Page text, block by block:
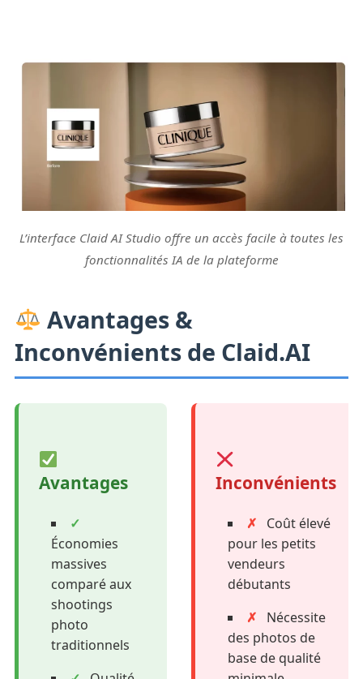
L’interface Claid AI Studio offre un accès facile à toutes les
fonctionnalités IA de la plateforme
Avantages &
Inconvénients de Claid.AI
Avantages
✓
Économies
massives
comparé aux
shootings
photo
traditionnels
Inconvénients
✗
Coût élevé
pour les petits
vendeurs
débutants
✗
Nécessite
des photos de
base de qualité